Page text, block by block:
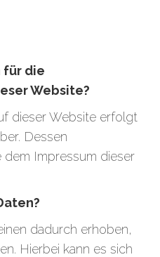
für die
Website?
dieser Website erfolgt
Dessen
dem Impressum dieser
dadurch erhoben,
Hierbei kann es sich